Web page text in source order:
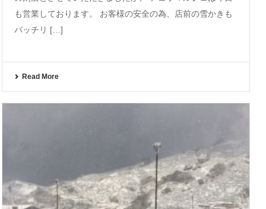
も営業しております。 お客様の安全の為、店前の雪かきも
バッチリ […]
Read More